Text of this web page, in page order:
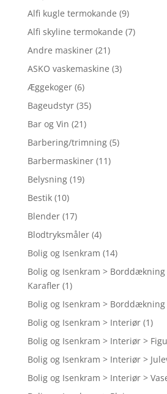
Alfi kugle termokande (9)
Alfi skyline termokande (7)
Andre maskiner (21)
ASKO vaskemaskine (3)
Æggekoger (6)
Bageudstyr (35)
Bar og Vin (21)
Barbering/trimning (5)
Barbermaskiner (11)
Belysning (19)
Bestik (10)
Blender (17)
Blodtryksmåler (4)
Bolig og Isenkram (14)
Bolig og Isenkram >
Karafler (1)
Bolig og Isenkram > Borddækning
Bolig og Isenkram > Interiør (1)
Bolig og Isenkram > Interiør >
Bolig og Isenkram > Interiør >
Bolig og Isenkram > Interiør >